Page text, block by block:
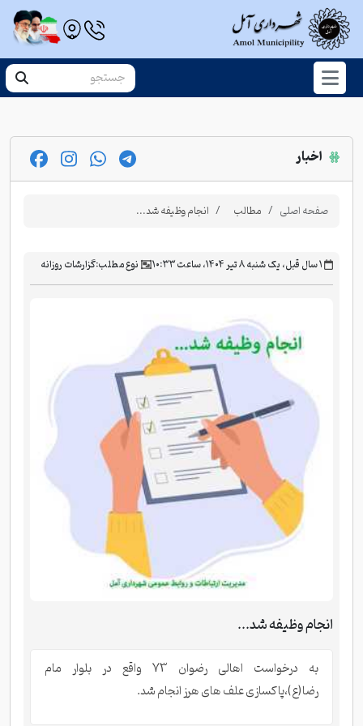
اخبار
صفحه اصلی مطالب انجام وظیفه شد...
‫۱ سال قبل، یک شنبه ۸ تیر ۱۴۰۴، ساعت ۱۰:۳۳ نوع مطلب:گزارشات روزانه
انجام وظیفه شد...
به درخواست اهالی رضوان 73 واقع در بلوار مام
رضا(ع)،پاکسازی علف های هرز انجام شد.